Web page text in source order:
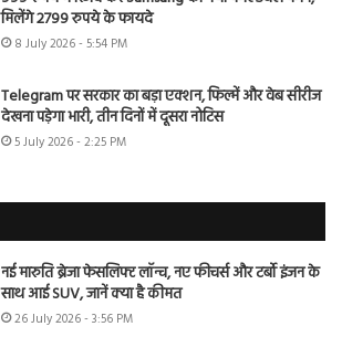
मिलेंगे 2799 रुपये के फायदे
8 July 2026 - 5:54 PM
Telegram पर सरकार का बड़ा एक्शन, फिल्में और वेब सीरीज
देखना पड़ेगा भारी, तीन दिनों में दूसरा नोटिस
5 July 2026 - 2:25 PM
नई मारुति ब्रेजा फेसलिफ्ट लॉन्च, नए फीचर्स और टर्बो इंजन के
साथ आई SUV, जानें क्या है कीमत
26 July 2026 - 3:56 PM